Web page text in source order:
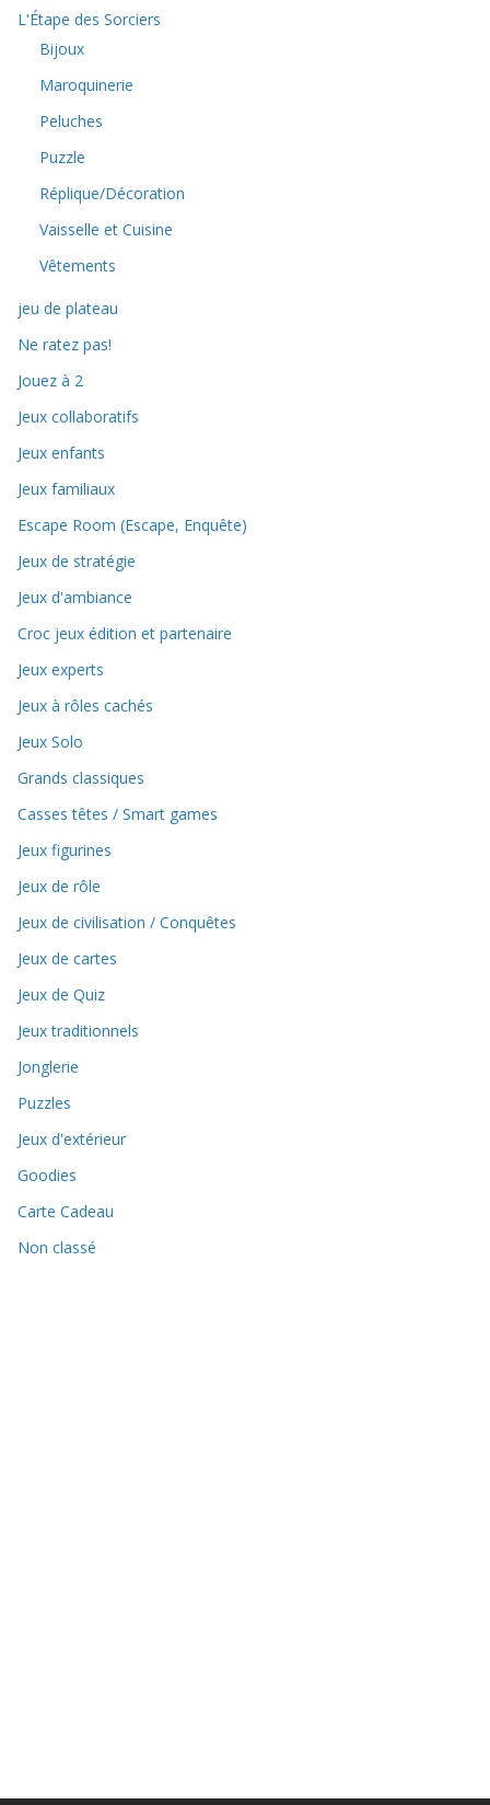
L'Étape des Sorciers
Bijoux
Maroquinerie
Peluches
Puzzle
Réplique/Décoration
Vaisselle et Cuisine
Vêtements
jeu de plateau
Ne ratez pas!
Jouez à 2
Jeux collaboratifs
Jeux enfants
Jeux familiaux
Escape Room (Escape, Enquête)
Jeux de stratégie
Jeux d'ambiance
Croc jeux édition et partenaire
Jeux experts
Jeux à rôles cachés
Jeux Solo
Grands classiques
Casses têtes / Smart games
Jeux figurines
Jeux de rôle
Jeux de civilisation / Conquêtes
Jeux de cartes
Jeux de Quiz
Jeux traditionnels
Jonglerie
Puzzles
Jeux d'extérieur
Goodies
Carte Cadeau
Non classé